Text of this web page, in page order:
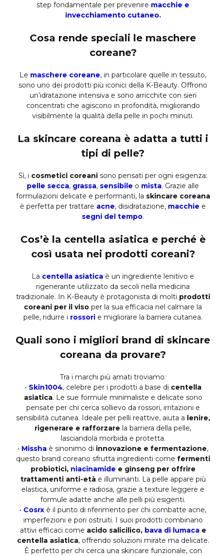
step fondamentale per prevenire macchie e
invecchiamento cutaneo.
Cosa rende speciali le maschere
coreane?
Le maschere coreane, in particolare quelle in tessuto,
sono uno dei prodotti più iconici della K-Beauty. Offrono
un’idratazione intensiva e sono arricchite con sieri
concentrati che agiscono in profondità, migliorando
visibilmente la qualità della pelle in pochi minuti.
La skincare coreana è adatta a tutti i
tipi di pelle?
Sì, i cosmetici coreani sono pensati per ogni esigenza:
pelle secca, grassa, sensibile o mista. Grazie alle
formulazioni delicate e performanti, la skincare coreana
è perfetta per trattare acne, disidratazione, macchie e
segni del tempo.
Cos’è la centella asiatica e perché è
così usata nei prodotti coreani?
La centella asiatica è un ingrediente lenitivo e
rigenerante utilizzato da secoli nella medicina
tradizionale. In K-Beauty è protagonista di molti prodotti
coreani per il viso per la sua efficacia nel calmare la
pelle, ridurre i rossori e migliorare la barriera cutanea.
Quali sono i migliori brand di skincare
coreana da provare?
Tra i marchi più amati troviamo:
• Skin1004, celebre per i prodotti a base di centella
asiatica. Le sue formule minimaliste e delicate sono
pensate per chi cerca sollievo da rossori, irritazioni e
sensibilità cutanea. Ideale per pelli reattive, aiuta a lenire,
rigenerare e rafforzare la barriera della pelle,
lasciandola morbida e protetta.
• Missha è sinonimo di innovazione e fermentazione,
questo brand coreano sfrutta ingredienti come fermenti
probiotici, niacinamide e ginseng per offrire
trattamenti anti-etàe illuminanti. La pelle appare più
elastica, uniforme e radiosa, grazie a texture leggere e
formule adatte anche alle pelli più esigenti.
• Cosrx è il punto di riferimento per chi combatte acne,
imperfezioni e pori ostruiti. I suoi prodotti combinano
attivi efficaci come acido salicilico, bava di lumacae
centella asiatica, offrendo soluzioni mirate ma delicate.
È perfetto per chi cerca una skincare funzionale, con